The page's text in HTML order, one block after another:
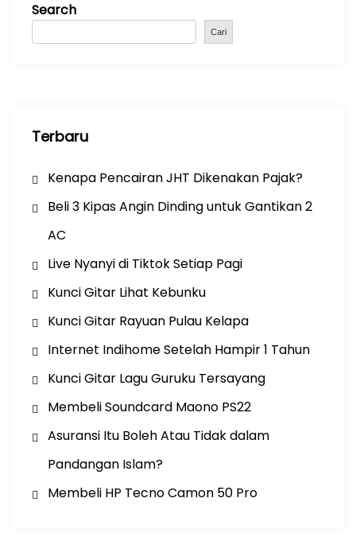
o
o
p
p
m
Search
Cari
Terbaru
Kenapa Pencairan JHT Dikenakan Pajak?
Beli 3 Kipas Angin Dinding untuk Gantikan 2
AC
Live Nyanyi di Tiktok Setiap Pagi
Kunci Gitar Lihat Kebunku
Kunci Gitar Rayuan Pulau Kelapa
Internet Indihome Setelah Hampir 1 Tahun
Kunci Gitar Lagu Guruku Tersayang
Membeli Soundcard Maono PS22
Asuransi Itu Boleh Atau Tidak dalam
Pandangan Islam?
Membeli HP Tecno Camon 50 Pro